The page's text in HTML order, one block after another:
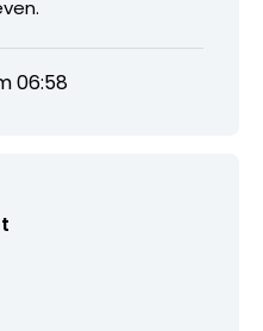
06:58